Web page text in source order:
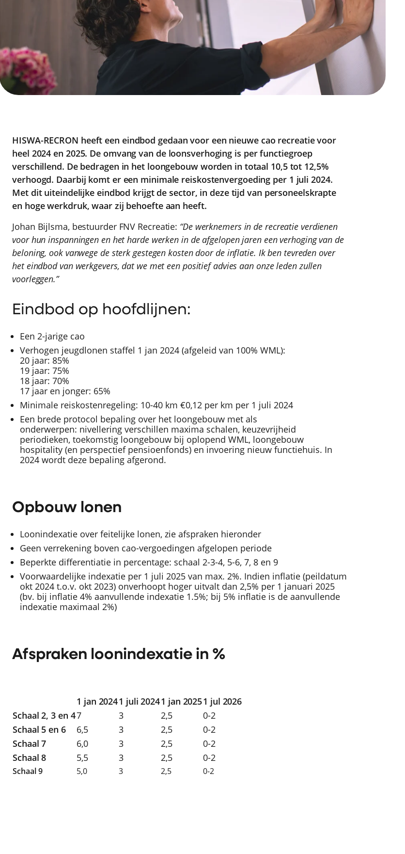
HISWA-RECRON heeft een eindbod gedaan voor een nieuwe cao recreatie voor
heel 2024 en 2025. De omvang van de loonsverhoging is per functiegroep
verschillend. De bedragen in het loongebouw worden in totaal 10,5 tot 12,5%
verhoogd. Daarbij komt er een minimale reiskostenvergoeding per 1 juli 2024.
Met dit uiteindelijke eindbod krijgt de sector, in deze tijd van personeelskrapte
en hoge werkdruk, waar zij behoefte aan heeft.
Johan Bijlsma, bestuurder FNV Recreatie: “De werknemers in de recreatie verdienen
voor hun inspanningen en het harde werken in de afgelopen jaren een verhoging van de
beloning, ook vanwege de sterk gestegen kosten door de inflatie. Ik ben tevreden over
het eindbod van werkgevers, dat we met een positief advies aan onze leden zullen
voorleggen.”
Eindbod op hoofdlijnen:
Een 2-jarige cao
Verhogen jeugdlonen staffel 1 jan 2024 (afgeleid van 100% WML):
20 jaar: 85%
19 jaar: 75%
18 jaar: 70%
17 jaar en jonger: 65%
Minimale reiskostenregeling: 10-40 km €0,12 per km per 1 juli 2024
Een brede protocol bepaling over het loongebouw met als
onderwerpen: nivellering verschillen maxima schalen, keuzevrijheid
periodieken, toekomstig loongebouw bij oplopend WML, loongebouw
hospitality (en perspectief pensioenfonds) en invoering nieuw functiehuis. In
2024 wordt deze bepaling afgerond.
Opbouw lonen
Loonindexatie over feitelijke lonen, zie afspraken hieronder
Geen verrekening boven cao-vergoedingen afgelopen periode
Beperkte differentiatie in percentage: schaal 2-3-4, 5-6, 7, 8 en 9
Voorwaardelijke indexatie per 1 juli 2025 van max. 2%. Indien inflatie (peildatum
okt 2024 t.o.v. okt 2023) onverhoopt hoger uitvalt dan 2,5% per 1 januari 2025
(bv. bij inflatie 4% aanvullende indexatie 1.5%; bij 5% inflatie is de aanvullende
indexatie maximaal 2%)
Afspraken loonindexatie in %
1 jan 20241 juli 20241 jan 20251 jul 2026
Schaal 2, 3 en 47 3 2,5
0-2
Schaal 5 en 6
6,5 3 2,5
0-2
Schaal 7
6,0 3 2,5
0-2
Schaal 8
5,5 3 2,5 0-2
Schaal 9 5,0 3 2,5 0-2